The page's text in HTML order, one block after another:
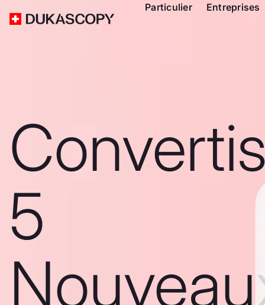
Particulier Entreprises
5